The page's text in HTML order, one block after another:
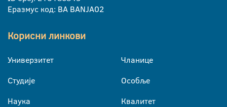
Еразмус код: BA BANJA02
Корисни линкови
Универзитет
Студије
Наука
Чланице
Особље
Квалитет